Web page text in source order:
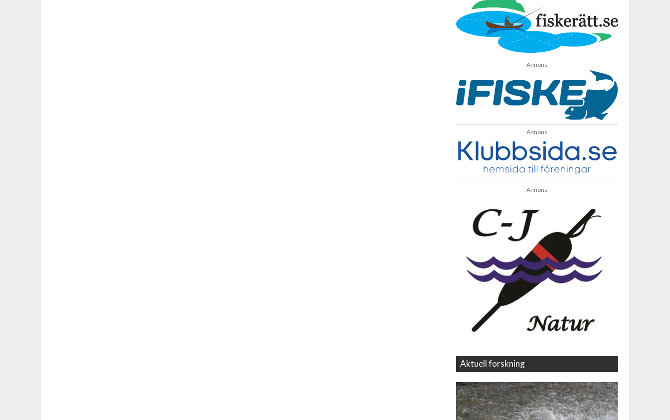
Annons
Annons
Annons
Aktuell forskning